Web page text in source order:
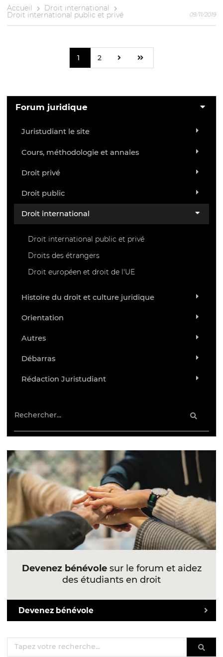
Accueil Droit international
Droit international public et privé 09/11/2019
1 2
Forum juridique
Juristudiant le site
Cours, méthodologie et annales
Droit privé
Droit public
Droit international
Droit international public et privé
Droits des étrangers
Droit européen et droit de l'UE
Histoire du droit et culture juridique
Orientation
Autres
Débarras
Rédaction Juristudiant
Devenez bénévolesur le forum et aidez
des étudiants en droit
Devenez bénévole